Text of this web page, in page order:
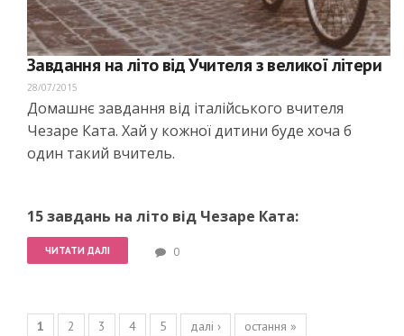
Завдання на літо від Учителя з великої літери
28/07/2015
Домашнє завдання від італійського вчителя
Чезаре Ката. Хай у кожної дитини буде хоча б
один такий вчитель.
15 завдань на літо від Чезаре Ката:
ЧИТАТИ ДАЛІ 0
Сторінки
1 2 3 4 5 далі › остання »